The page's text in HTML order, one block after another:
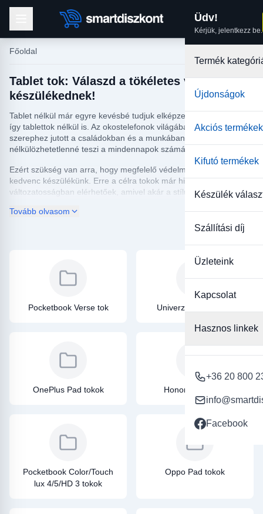
Üdv!
Kérjük, jelentkezz be.
Termék
Újdonságok
Akciós termékek
Kifutó termékek
Készülék
Szállítási díj
Üzleteink
Kapcsolat
Hasznos linkek
+36 20 800
Facebook
Főoldal
Tablet tok: Válaszd a tökéletes védelmet a
készülékednek!
Tablet nélkül már egyre kevésbé tudjuk elképzelni az életünket,
így tablettok nélkül is. Az okostelefonok világában a tablet is olyan
szerephez jutott a családokban és a munkában is, ami
nélkülözhetetlenné teszi a mindennapok számára.
Ezért szükség van arra, hogy megfelelő védelmet is kaphasson a
kedvenc készülékünk. Erre a célra tokok már hihetetlen
változatosságban elérhetőek, amivel akár a stílusunkat is
hogy az nagyon jól nézzen ki, akkor neked való tablettokkal
Tovább olvasom
Pocketbook Verse tok Univerzális tablet tok
OnePlus Pad tokok Honor Pad tokok
Pocketbook Color/Touch
lux 4/5/HD 3 tokok
Oppo Pad tokok